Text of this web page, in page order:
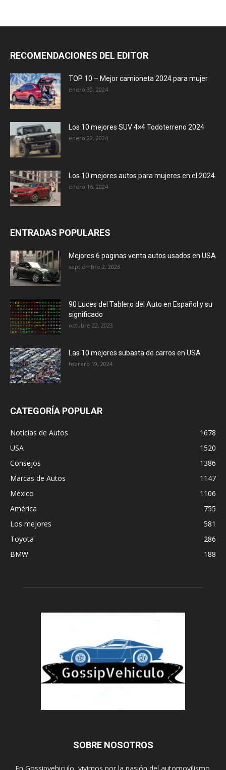
RECOMENDACIONES DEL EDITOR
TOP 10 – Mejor camioneta 2024 para mujer
enero 30, 2024
Los 10 mejores SUV 4×4 Todoterreno 2024
enero 22, 2024
Los 10 mejores autos para mujeres en el 2024
enero 16, 2024
ENTRADAS POPULARES
Mejores 6 paginas venta autos usados en USA
septiembre 2, 2023
90 Luces del Tablero del Auto en Español y su
significado
octubre 22, 2023
Las 10 mejores subasta de carros en USA
febrero 19, 2024
CATEGORÍA POPULAR
Noticias de Autos
1678
USA
1520
Consejos
1386
Marcas de Autos
1147
México
1106
América
755
Los mejores
581
Toyota
286
BMW
188
SOBRE NOSOTROS